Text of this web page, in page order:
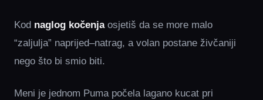
Kod naglog kočenjaosjetiš da se more malo
“zaljulja” naprijed–natrag, a volan postane živčaniji
nego što bi smio biti.
Meni je jednom Puma počela lagano kucat pri